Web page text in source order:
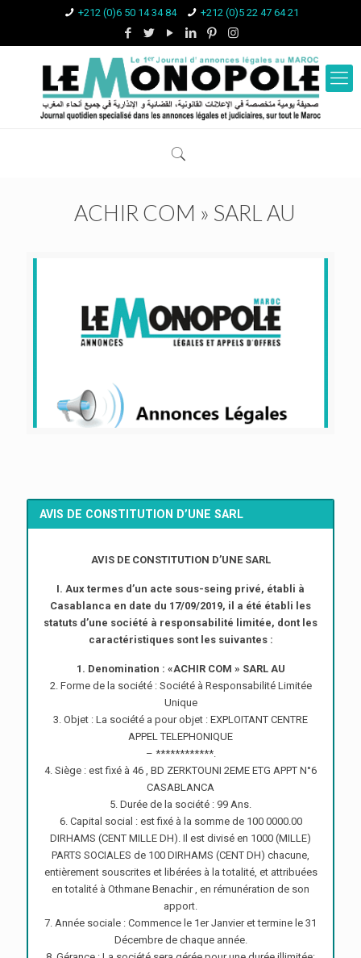
+212 (0)6 50 14 34 84 +212 (0)5 22 47 64 21
ACHIR COM » SARL AU
AVIS DE CONSTITUTION D’UNE SARL
AVIS DE CONSTITUTION D’UNE SARL
I. Aux termes d’un acte sous-seing privé, établi à
Casablanca en date du 17/09/2019, il a été établi les
statuts d’une société à responsabilité limitée, dont les
caractéristiques sont les suivantes :
1. Denomination : «ACHIR COM » SARL AU
2. Forme de la société : Société à Responsabilité Limitée
Unique
3. Objet : La société a pour objet : EXPLOITANT CENTRE
APPEL TELEPHONIQUE
– ************.
4. Siège : est fixé à 46 , BD ZERKTOUNI 2EME ETG APPT N°6
CASABLANCA
5. Durée de la société : 99 Ans.
6. Capital social : est fixé à la somme de 100 0000.00
DIRHAMS (CENT MILLE DH). Il est divisé en 1000 (MILLE)
PARTS SOCIALES de 100 DIRHAMS (CENT DH) chacune,
entièrement souscrites et libérées à la totalité, et attribuées
en totalité à Othmane Benachir , en rémunération de son
apport.
7. Année sociale : Commence le 1er Janvier et termine le 31
Décembre de chaque année.